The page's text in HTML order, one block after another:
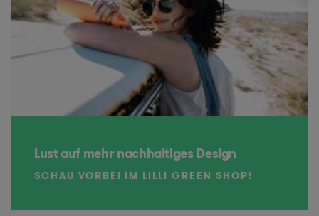
Lust auf mehr nachhaltiges Design
SCHAU VORBEI IM LILLI GREEN SHOP!